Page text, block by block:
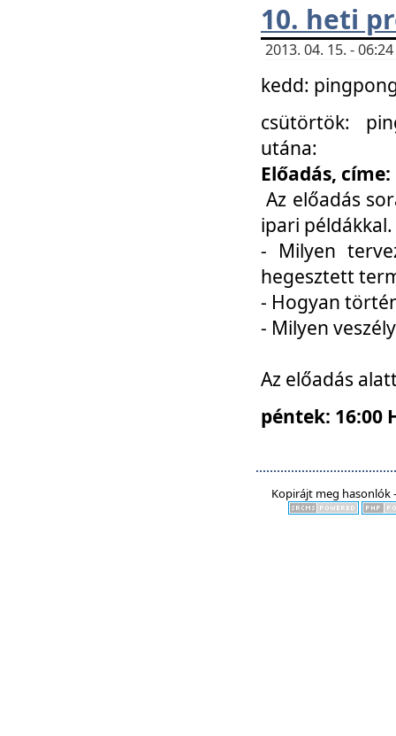
10. heti
2013. 04. 15. -
kedd:
csütörtök:
utána:
Előadás,
Az előadás
ipari
- Milyen
hegesztett
- Hogyan
- Milyen
Az előadás
péntek: 16:00
Kopirájt meg hasonlók